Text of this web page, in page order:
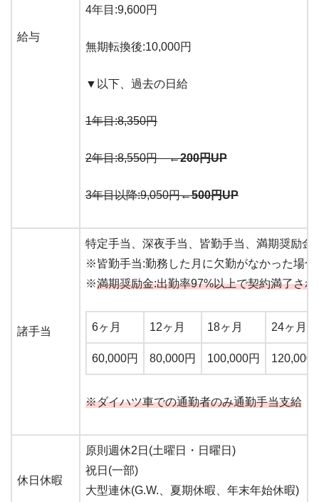
給与
4年目:9,600円
無期転換後:10,000円
▼以下、過去の日給
1年目:8,350円
2年目:8,550円←200円UP
3年目以降:9,050円←500円UP
諸手当
特定手当、深夜手当、皆勤手当、満期奨励金
※皆勤手当:勤務した月に欠勤がなかった場
※満期奨励金:出勤率97%以上で契約満了さ
6ヶ月 12ヶ月 18ヶ月 24ヶ月
60,000円 80,000円 100,000円 120,000
※ダイハツ車での通勤者のみ通勤手当支給
休日休暇
原則週休2日(土曜日・日曜日)
祝日(一部)
大型連休(G.W.、夏期休暇、年末年始休暇)